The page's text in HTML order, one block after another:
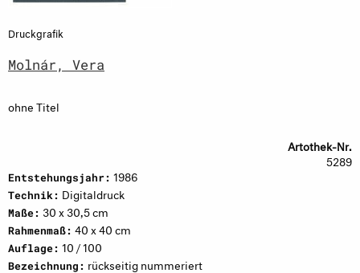
Druckgrafik
Molnár, Vera
ohne Titel
Artothek-Nr.
5289
Entstehungsjahr: 1986
Technik: Digitaldruck
Maße: 30 x 30,5 cm
Rahmenmaß: 40 x 40 cm
Auflage: 10 / 100
Bezeichnung: rückseitig nummeriert